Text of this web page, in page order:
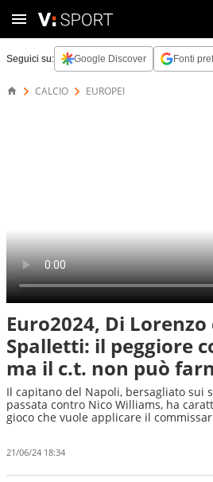
Seguici su: Google Discover Fonti
CALCIO EUROPEI
Euro2024, Di
Spalletti: il peggiore
ma il c.t. non può
Il capitano del Napoli, bersagliato sui
passata contro Nico Williams, ha
gioco che vuole applicare il
21/06/24 18:34